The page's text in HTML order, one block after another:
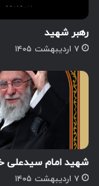
رهبر شهید
۷ اردیبهشت ۱۴۰۵
شهید امام سیدعلی
۷ اردیبهشت ۱۴۰۵